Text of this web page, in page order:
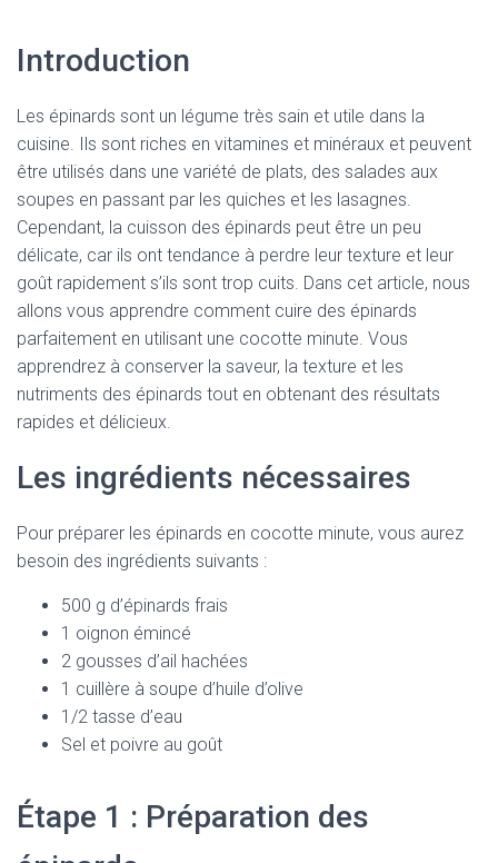
Introduction
Les épinards sont un légume très sain et utile dans la
cuisine. Ils sont riches en vitamines et minéraux et peuvent
être utilisés dans une variété de plats, des salades aux
soupes en passant par les quiches et les lasagnes.
Cependant, la cuisson des épinards peut être un peu
délicate, car ils ont tendance à perdre leur texture et leur
goût rapidement s’ils sont trop cuits. Dans cet article, nous
allons vous apprendre comment cuire des épinards
parfaitement en utilisant une cocotte minute. Vous
apprendrez à conserver la saveur, la texture et les
nutriments des épinards tout en obtenant des résultats
rapides et délicieux.
Les ingrédients nécessaires
Pour préparer les épinards en cocotte minute, vous aurez
besoin des ingrédients suivants :
500 g d’épinards frais
1 oignon émincé
2 gousses d’ail hachées
1 cuillère à soupe d’huile d’olive
1/2 tasse d’eau
Sel et poivre au goût
Étape 1 : Préparation des